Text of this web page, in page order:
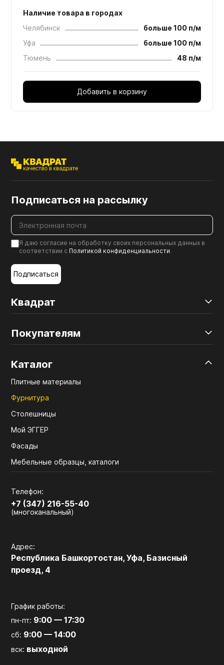
Наличие товара в городах
Челябинск
больше 100 п/м
Уфа
больше 100 п/м
Тюмень
48 п/м
Добавить в корзину
Квадрат
Покупателям
Каталог
Плитные материалы
Фурнитура
Столешницы
Мой ЭГГЕР
Фасады
Мебельные образцы, каталоги
Телефон:
+7 (347) 216-55-40
(многоканальный)
Адрес:
Республика Башкортостан, Уфа, Базисный
проезд, 4
График работы:
пн-пт: 9:00 — 17:30
сб: 9:00 — 14:00
вск: выходной
Подписаться на рассылку
Я даю согласие на обработку своих персональных данных в
соответствии с Политикой конфиденциальности.
Подписаться